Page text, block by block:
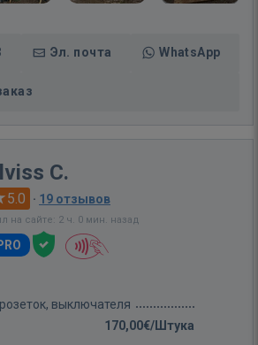
Эл. почта WhatsApp
C.
5.0 · 19 отзывов
на сайте: 2 ч. 0 мин. назад
выключателя
170,00€/Штука